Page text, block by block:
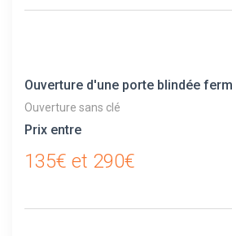
Ouverture d'une porte blindée
Ouverture sans clé
Prix entre
135€ et 290€